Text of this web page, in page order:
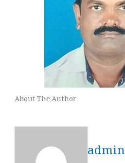
About The Author
admin